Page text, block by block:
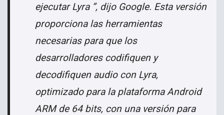
ejecutar Lyra ”, dijo Google. Esta versión
proporciona las herramientas
necesarias para que los
desarrolladores codifiquen y
decodifiquen audio con Lyra,
optimizado para la plataforma Android
ARM de 64 bits, con una versión para